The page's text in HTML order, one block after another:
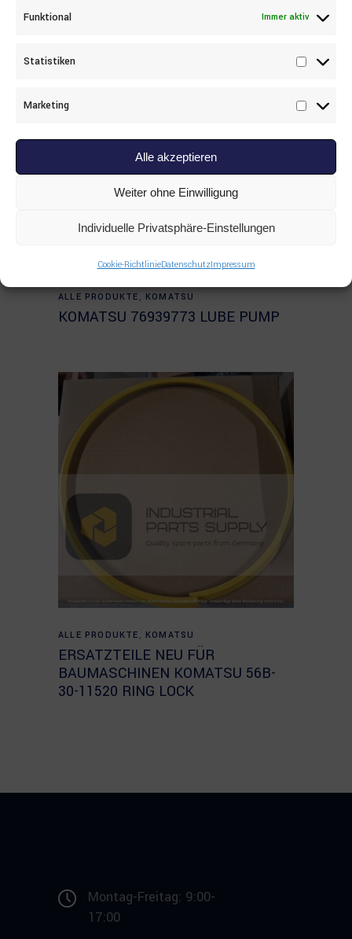
Funktional Immer aktiv
Statistiken
Marketing
Alle akzeptieren
Weiter ohne Einwilligung
Individuelle Privatsphäre-Einstellungen
Cookie-RichtlinieDatenschutzImpressum
Read more
ALLE PRODUKTE , KOMATSU
KOMATSU 76939773 LUBE PUMP
Read more
ALLE PRODUKTE , KOMATSU
ERSATZTEILE NEU FÜR
BAUMASCHINEN KOMATSU 56B-
30-11520 RING LOCK
Montag-Freitag: 9:00-
17:00